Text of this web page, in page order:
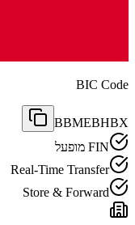
BIC Code
BBMEBHBX
FIN מופעל
Real-Time Transfer
Store & Forward